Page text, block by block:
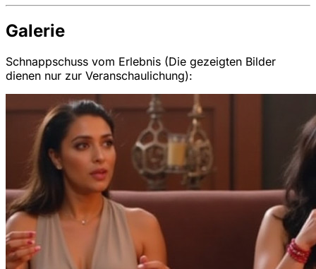
Galerie
Schnappschuss vom Erlebnis (Die gezeigten Bilder
dienen nur zur Veranschaulichung):